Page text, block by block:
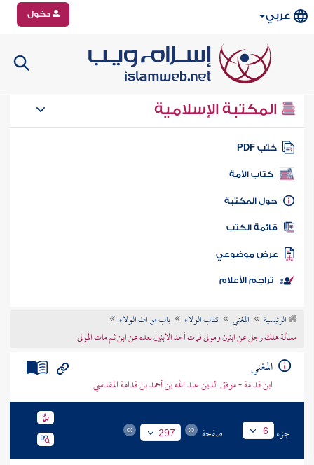
عربي دخول
المكتبة الإسلامية
كتب PDF
كتاب الأمة
المكتبة
الكتب
موضوعي
تراجم الأعلام
الرئيسية المغني كتاب الولاء
باب ميراث الولاء
مسألة هلك رجل عن ابنين ومولى فمات أحد الابنين بعده عن ابن ثم مات المولى
المغني
ابن قدامة - موفق الدين عبد الله بن أحمد بن قدامة المقدسي
جزء 6 صفحة 297